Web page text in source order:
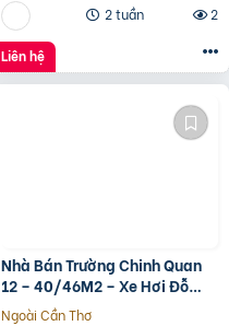
2 tuần
2
Liên hệ
Nhà Bán Trường Chinh Quan
12 – 40/46M2 – Xe Hơi Đỗ
Cửa – 3.1 Tỷ
Ngoài Cần Thơ